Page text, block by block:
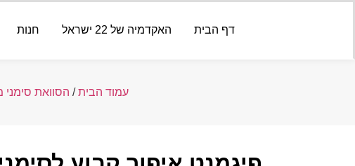
דף הבית האקדמיה של 22 ישראל חנות
עמוד הבית/ הסוואת סימני